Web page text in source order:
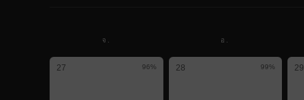
จ. อ.
27 96% 28 99% 29